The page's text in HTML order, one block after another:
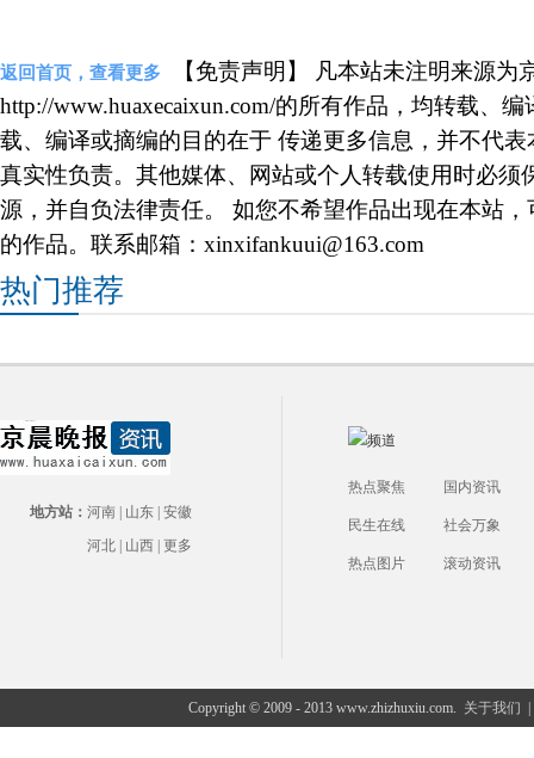
返回首页，查看更多
【免责声明】 凡本站未注明来源为
http://www.huaxecaixun.com/的所有作品，均转载、
载、编译或摘编的目的在于 传递更多信息，并不代
真实性负责。其他媒体、网站或个人转载使用时必须
源，并自负法律责任。 如您不希望作品出现在本站
的作品。联系邮箱：xinxifankuui@163.com
热门推荐
地方站： 河南 | 山东 | 安徽
河北 | 山西 | 更多
热点聚焦 国内资讯
民生在线 社会万象
热点图片 滚动资讯
Copyright © 2009 - 2013 www.zhizhuxiu.com. 关于我们 |